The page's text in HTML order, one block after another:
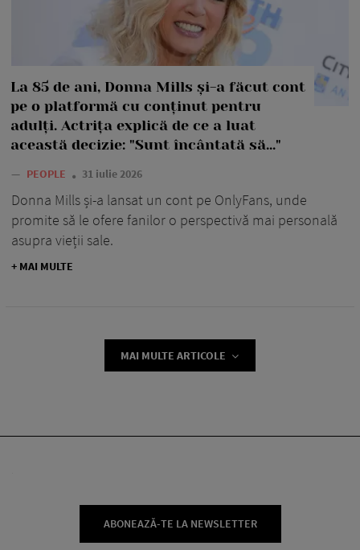
La 85 de ani, Donna Mills și-a făcut cont
pe o platformă cu conținut pentru
adulți. Actrița explică de ce a luat
această decizie: "Sunt încântată să..."
— PEOPLE 31 iulie 2026
Donna Mills și-a lansat un cont pe OnlyFans, unde
promite să le ofere fanilor o perspectivă mai personală
asupra vieții sale.
+ MAI MULTE
MAI MULTE ARTICOLE
ABONEAZĂ-TE LA NEWSLETTER